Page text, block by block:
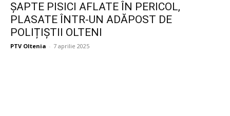
ȘAPTE PISICI AFLATE ÎN PERICOL,
PLASATE ÎNTR-UN ADĂPOST DE
POLIȚIȘTII OLTENI
PTV Oltenia - 7 aprilie 2025